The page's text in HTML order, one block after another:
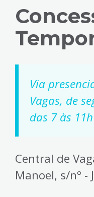
Via
Vagas, de
das 7 às
Central de
Manoel, s/nº -